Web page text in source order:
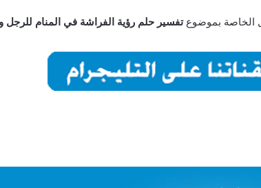
الخاصة بموضوعتفسير حلم رؤية الفراشة في المنام للرجل